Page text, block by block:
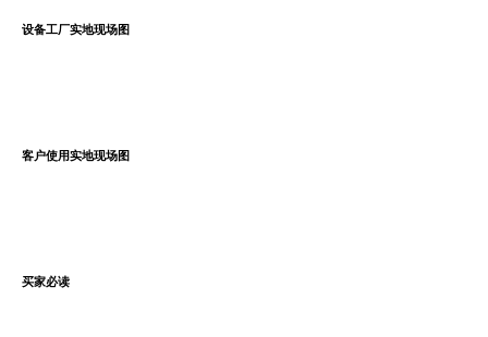
设备工厂实地现场图
客户使用实地现场图
买家必读